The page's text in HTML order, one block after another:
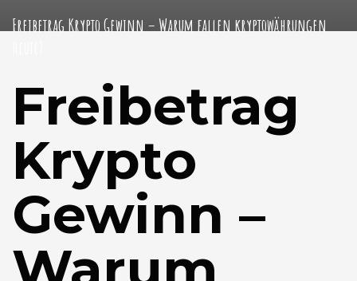
Freibetrag Krypto Gewinn – Warum fallen kryptowährungen
Freibetrag
Krypto
Gewinn –